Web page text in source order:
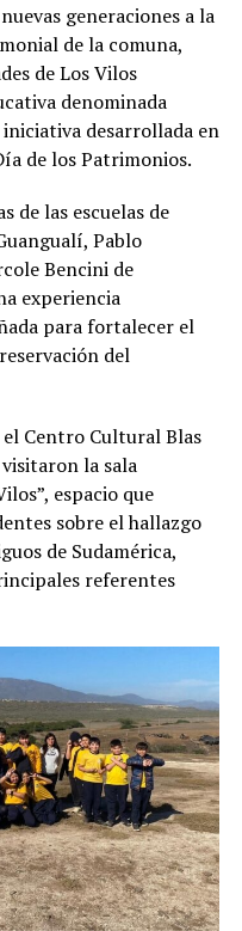
generaciones a la
de la comuna,
de Los Vilos
denominada
desarrollada en
de los Patrimonios.
de las escuelas de
Pablo
Bencini de
experiencia
para fortalecer el
del
Centro Cultural Blas
la sala
espacio que
sobre el hallazgo
de Sudamérica,
referentes